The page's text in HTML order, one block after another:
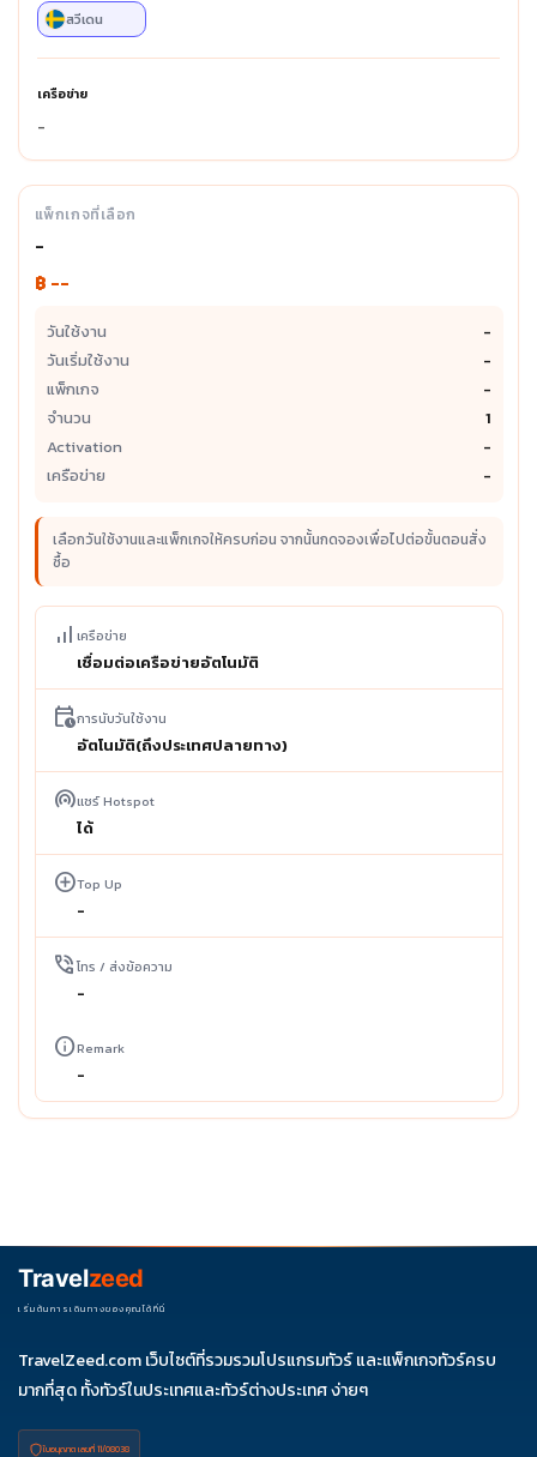
สวีเดน
เครือข่าย
-
แพ็กเกจที่เลือก
-
฿ --
วันใช้งาน
-
วันเริ่มใช้งาน
-
แพ็กเกจ
-
จำนวน
1
Activation
-
เครือข่าย
-
เลือกวันใช้งานและแพ็กเกจให้ครบก่อน จากนั้นกดจองเพื่อไปต่อขั้นตอนสั่ง
ซื้อ
signal_cellular_alt เครือข่าย
เชื่อมต่อเครือข่ายอัตโนมัติ
calendar_clockการนับวันใช้งาน
อัตโนมัติ(ถึงประเทศปลายทาง)
wifi_tetheringแชร์ Hotspot
ได้
add_circleTop Up
-
phone_in_talkโทร / ส่งข้อความ
-
infoRemark
-
Travelzeed
เริ่มต้นการเดินทางของคุณได้ที่นี่
TravelZeed.com เว็บไซต์ที่รวมรวมโปรแกรมทัวร์ และแพ็กเกจทัวร์ครบ
มากที่สุด ทั้งทัวร์ในประเทศและทัวร์ต่างประเทศ ง่ายๆ
ใบอนุญาต เลขที่ 11/08038